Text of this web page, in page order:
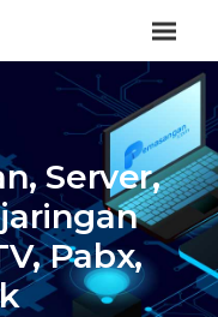
Server,
Pabx,